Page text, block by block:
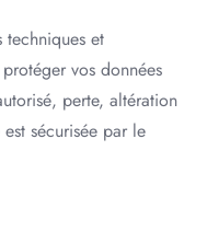
techniques et
vos données
perte, altération
sécurisée par le